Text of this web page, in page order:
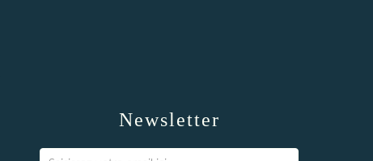
Newsletter